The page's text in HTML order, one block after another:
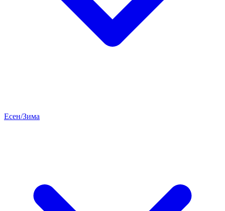
Есен/Зима